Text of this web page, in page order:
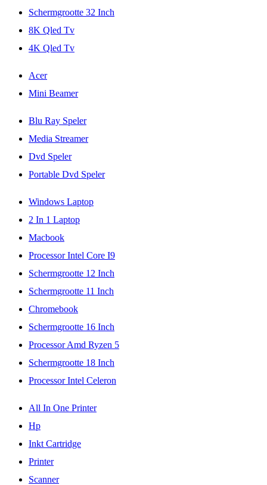
Schermgrootte 32 Inch
8K Qled Tv
4K Qled Tv
Acer
Mini Beamer
Blu Ray Speler
Media Streamer
Dvd Speler
Portable Dvd Speler
Windows Laptop
2 In 1 Laptop
Macbook
Processor Intel Core I9
Schermgrootte 12 Inch
Schermgrootte 11 Inch
Chromebook
Schermgrootte 16 Inch
Processor Amd Ryzen 5
Schermgrootte 18 Inch
Processor Intel Celeron
All In One Printer
Hp
Inkt Cartridge
Printer
Scanner